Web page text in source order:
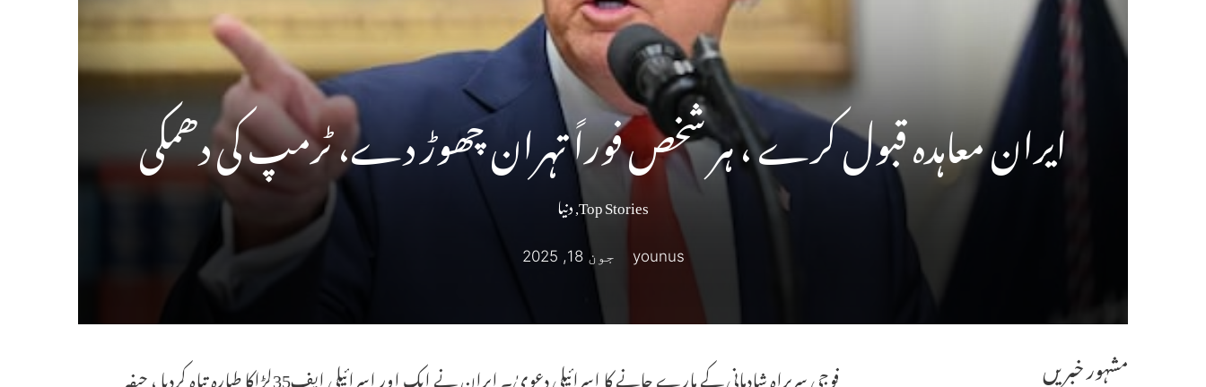
ایران معاہدہ قبول کرے ، ہر شخص فوراً تہران چھوڑ دے، ٹرمپ کی دھمکی
Top Stories
,دنیا
younus جون 18, 2025
فوجی سربراہ شادمانی کے مارے جانے کا اسرائیلی دعویٰ۔ ایران نے ایک اور اسرائیلی ایف35لڑاکا طیارہ تباہ کردیا ، حیفہ
مشہور خبریں